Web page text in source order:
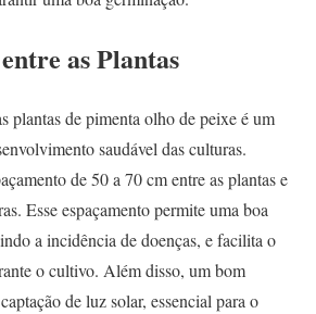
as Plantas
plantas de pimenta olho de peixe é um
saudável das culturas.
de 50 a 70 cm entre as plantas e
Esse espaçamento permite uma boa
a incidência de doenças, e facilita o
o cultivo. Além disso, um bom
de luz solar, essencial para o